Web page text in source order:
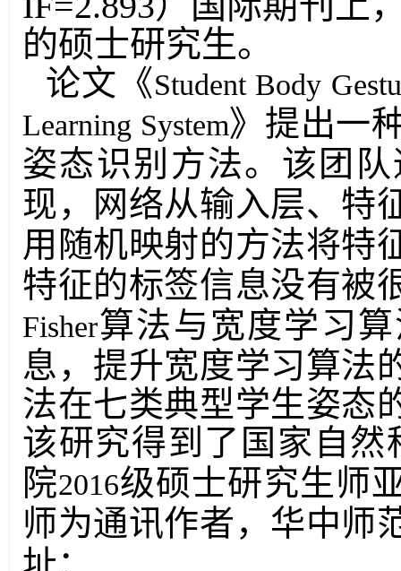
的硕士研究生。
论文 《Student Body
Learning System》 提出一
姿态识别方法。该团
现，网络从输入层、特
用随机映射的方法将特
特征的标签信息没有被
Fisher算法与宽度学习
息，提升宽度学习算法
法在七类典型学生姿态
该研究得到了国家自然
院2016级硕士研究生师
师为通讯作者，华中师